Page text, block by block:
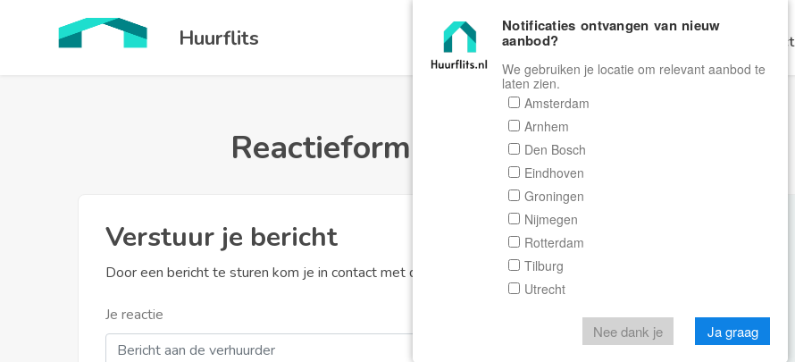
Huurflits Home Zoeken Contact
Reactieformulier Huurflits
Verstuur je bericht
Door een bericht te sturen kom je in contact met de aanbieder of makelaar van de woning.
Je reactie
Notificaties ontvangen van nieuw
aanbod?
We gebruiken je locatie om relevant aanbod te
laten zien.
Amsterdam
Arnhem
Den Bosch
Eindhoven
Groningen
Nijmegen
Rotterdam
Tilburg
Utrecht
Nee dank je Ja graag